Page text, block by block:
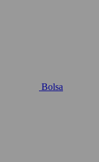
Bolsa